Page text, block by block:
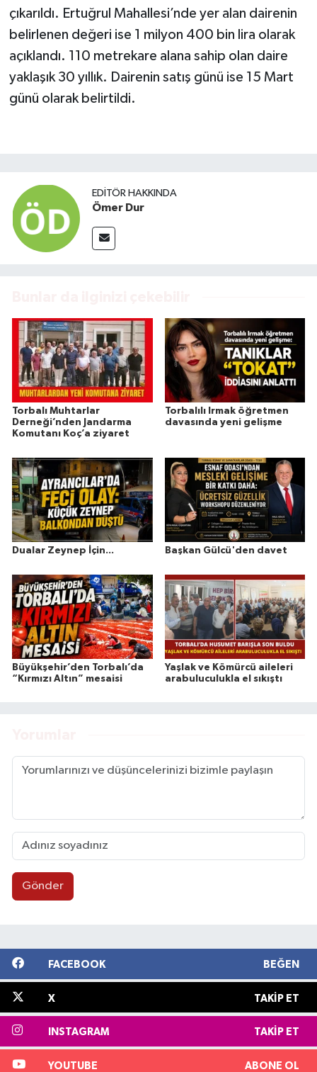
çıkarıldı. Ertuğrul Mahallesi’nde yer alan dairenin
belirlenen değeri ise 1 milyon 400 bin lira olarak
açıklandı. 110 metrekare alana sahip olan daire
yaklaşık 30 yıllık. Dairenin satış günü ise 15 Mart
günü olarak belirtildi.
EDITÖR HAKKINDA
Ömer Dur
Torbalı Muhtarlar
Derneği’nden Jandarma
Komutanı Koç’a ziyaret
Torbalılı Irmak öğretmen
davasında yeni gelişme
Dualar Zeynep İçin... Başkan Gülcü'den davet
Büyükşehir’den Torbalı’da
“Kırmızı Altın” mesaisi
Yaşlak ve Kömürcü aileleri
arabuluculukla el sıkıştı
Gönder
FACEBOOK BEĞEN
X TAKIP ET
INSTAGRAM TAKIP ET
YOUTUBE ABONE OL